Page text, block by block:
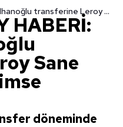
GALATASARAY HABERİ: Hakan Çalhanoğlu transferine Leroy Sane engeli! Bunu kimse beklemiyordu
HABERİ:
Sane
döneminde